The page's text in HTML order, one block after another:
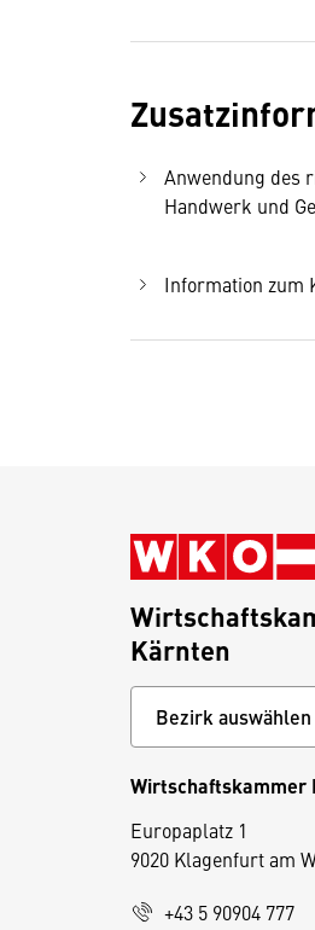
Anwendung des
Handwerk und
Information zum
Kärnten
Wirtschaftskammer
Europaplatz 1
9020 Klagenfurt am
+43 5 90904 777